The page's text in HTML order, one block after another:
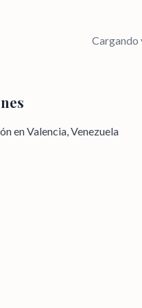
Cargando
en Valencia, Venezuela